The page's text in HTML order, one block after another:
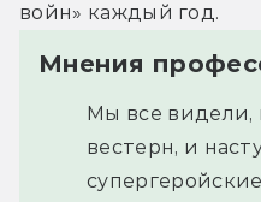
войн» каждый год.
Мнения
Мы все видели,
вестерн, и